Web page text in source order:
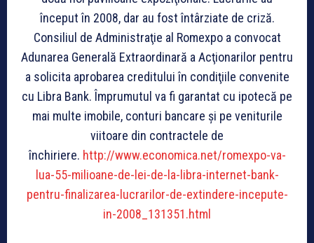
început în 2008, dar au fost întârziate de criză.
Consiliul de Administraţie al Romexpo a convocat
Adunarea Generală Extraordinară a Acţionarilor pentru
a solicita aprobarea creditului în condiţiile convenite
cu Libra Bank. Împrumutul va fi garantat cu ipotecă pe
mai multe imobile, conturi bancare şi pe veniturile
viitoare din contractele de
închiriere. http://www.economica.net/romexpo-va-
lua-55-milioane-de-lei-de-la-libra-internet-bank-
pentru-finalizarea-lucrarilor-de-extindere-incepute-
in-2008_131351.html